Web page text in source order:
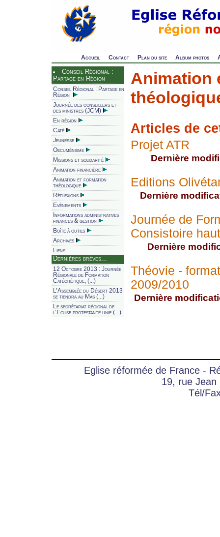
Accueil Contact Plan du site Album photos
Conseil Régional :
Partage en Région
Conseil Régional : Partage en
Région
Journée des conseillers et
des ministres (JCM)
En région
Caté
Jeunesse
Oecuménisme
Missions et solidarité
Animation financière
Animation et formation
théologique
Réflexions
Evènements
Informations administratives
finances & gestion
Boîte à outils
Archives
Liens
Dernières brèves...
12 Octobre 2013 : Journée
Régionale de Formation
Catéchétique, (...)
L’Assemblée du Désert 2013
se tiendra au Mas (...)
Le secrétariat régional de
l’Eglise protestante unie (...)
Animation
Articles de
Projet ATR
Dernière
Editions
Dernière
Journée de
Consistoire
Dernière
Théovie -
2009/2010
Dernière
Eglise réformée de France -
19, rue Jean
Tél/